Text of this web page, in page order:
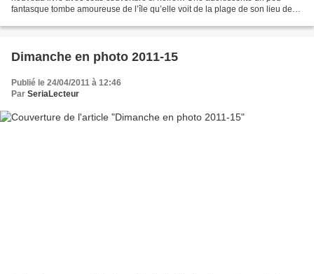
fantasque tombe amoureuse de l’île qu’elle voit de la plage de son lieu de
Dimanche en photo 2011-15
Publié le 24/04/2011 à 12:46
Par SeriaLecteur